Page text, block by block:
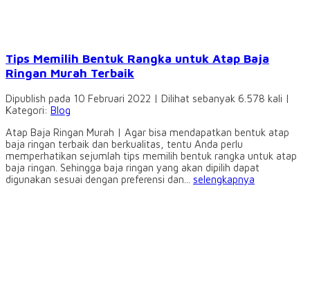
Tips Memilih Bentuk Rangka untuk Atap Baja
Ringan Murah Terbaik
Dipublish pada 10 Februari 2022 | Dilihat sebanyak 6.578 kali |
Kategori: Blog
Atap Baja Ringan Murah | Agar bisa mendapatkan bentuk atap
baja ringan terbaik dan berkualitas, tentu Anda perlu
memperhatikan sejumlah tips memilih bentuk rangka untuk atap
baja ringan. Sehingga baja ringan yang akan dipilih dapat
digunakan sesuai dengan preferensi dan... selengkapnya